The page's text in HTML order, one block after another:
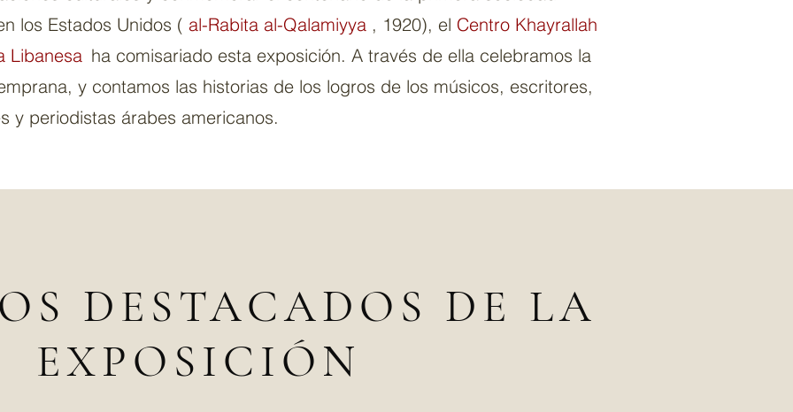
los Estados Unidos ( al-Rabita al-Qalamiyya , 1920), el Centro Khayrallah
Libanesa ha comisariado esta exposición. A través de ella celebramos la
y contamos las historias de los logros de los músicos, escritores,
y periodistas árabes americanos.
DESTACADOS DE LA
EXPOSICIÓN